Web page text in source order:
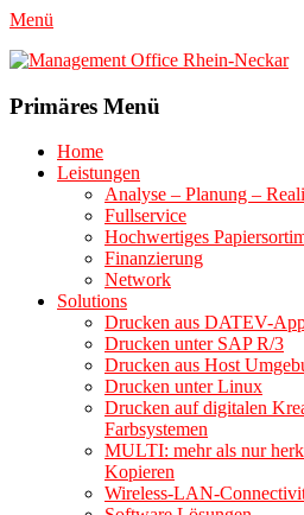
Menü
Management Office Rhein-Neckar
Primäres Menü
Zum
Inhalt
Home
Leistungen
Analyse – Planung –
Fullservice
Hochwertiges
Finanzierung
Network
Solutions
Drucken aus DATEV-
Drucken unter SAP R/3
Drucken aus Host
Drucken unter Linux
Drucken auf digitalen
Farbsystemen
MULTI: mehr als nur
Kopieren
Wireless-LAN-